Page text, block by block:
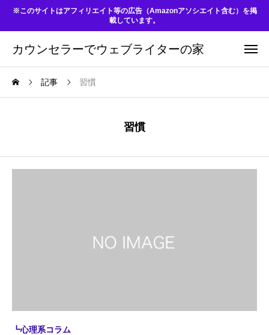
※このサイトはアフィリエイト等の広告（Amazonアソシエイト含む）を掲
載しています。
カウンセラーでウェブライターの家
記事 習慣
習慣
┗心理系コラム